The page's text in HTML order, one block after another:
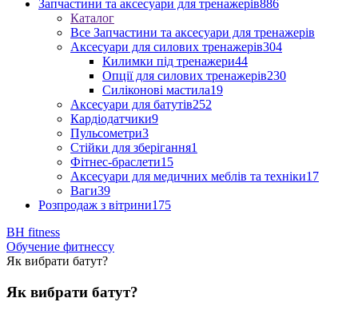
Запчастини та аксесуари для тренажерів886
Каталог
Все Запчастини та аксесуари для тренажерів
Аксесуари для силових тренажерів304
Килимки під тренажери44
Опції для силових тренажерів230
Силіконові мастила19
Аксесуари для батутів252
Кардіодатчики9
Пульсометри3
Стійки для зберігання1
Фітнес-браслети15
Аксесуари для медичних меблів та техніки17
Ваги39
Розпродаж з вітрини175
BH fitness
Обучение фитнессу
Як вибрати батут?
Як вибрати батут?